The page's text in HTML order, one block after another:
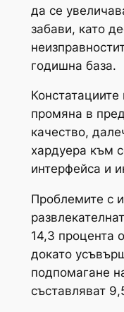
да се
забави, като
годишна база.
Констатациите
промяна в
качество,
хардуера към
интерфейса и
Проблемите с
14,3 процента
докато
подпомагане
съставляват